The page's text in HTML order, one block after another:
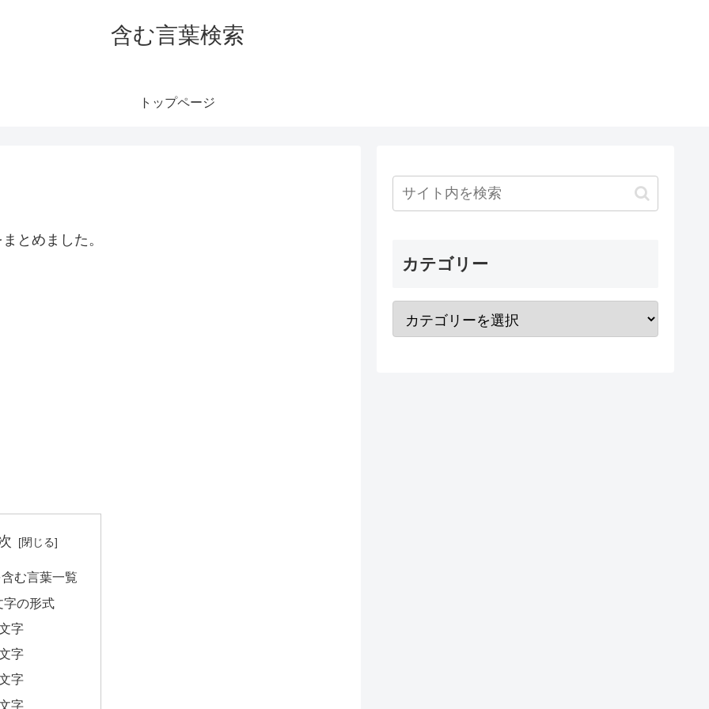
含む言葉検索
トップページ
とめました。
む言葉一覧
字の形式
字
字
字
字
カテゴリー